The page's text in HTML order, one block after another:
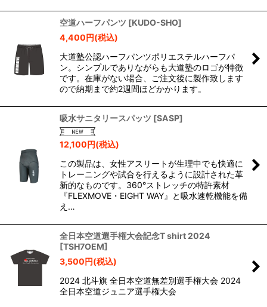
空道ハーフパンツ [KUDO-SHO]
4,400円(税込)
大道塾公認ハーフパンツポリエステルハーフパ
ン。シンプルでありながらも大道塾のロゴが特徴
です。在庫がない場合、ご注文後に製作致します
ので納期まで約2週間ほどかかります。
吸水サニタリースパッツ [SASP]
12,100円(税込)
この製品は、女性アスリートが生理中でも快適に
トレーニングや試合を行えるように設計された革
新的なものです。360°ストレッチの特許素材
『FLEXMOVE・EIGHT WAY』と吸水速乾機能を備
え…
全日本空道選手権大会記念T shirt 2024
[TSH7OEM]
3,500円(税込)
2024 北斗旗 全日本空道無差別選手権大会 2024
全日本空道ジュニア選手権大会